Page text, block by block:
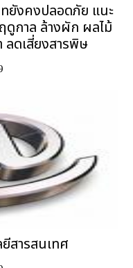
ยังคงปลอดภัย แนะ
ดูกาล ล้างผัก ผลไม้
ลดเสี่ยงสารพิษ
สารสนเทศ